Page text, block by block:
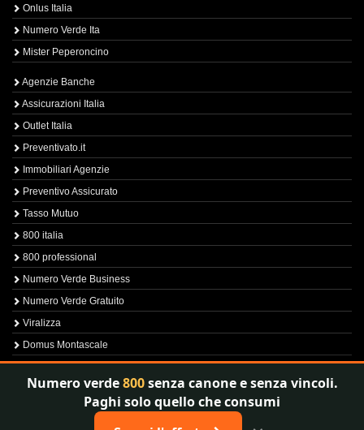
Onlus Italia
Numero Verde Ita
Mister Peperoncino
Agenzie Banche
Assicurazioni Italia
Outlet Italia
Preventivato.it
Immobiliari Agenzie
Preventivo Assicurato
Tasso Mutuo
800 italia
800 professional
Numero Verde Business
Numero Verde Gratuito
Viralizza
Domus Montascale
Sprint800
Verfica Numero Verde
Numero verde800senza canone e senza vincoli.
Paghi solo quello che consumi